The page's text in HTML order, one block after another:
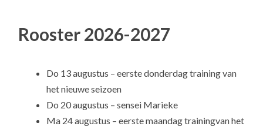
Rooster 2026-2027
Do 13 augustus – eerste donderdag training van
het nieuwe seizoen
Do 20 augustus – sensei Marieke
Ma 24 augustus – eerste maandag trainingvan het